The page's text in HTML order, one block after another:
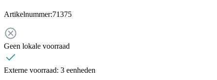
Artikelnummer:71375
Geen lokale voorraad
Externe voorraad: 3 eenheden